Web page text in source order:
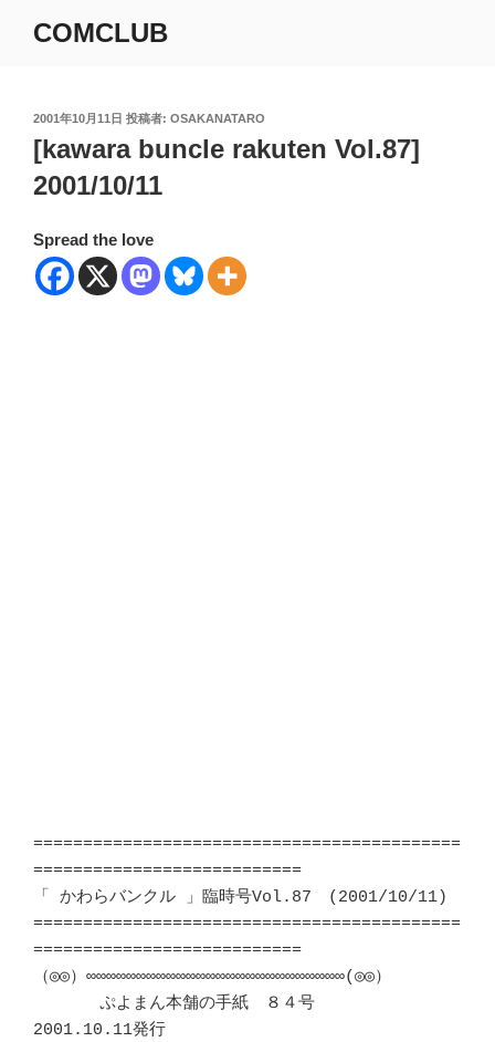
COMCLUB
投
稿
日:
2001年10月11日 投稿者: OSAKANATARO
[kawara buncle rakuten Vol.87]
2001/10/11
Spread the love
===========================================
===========================
「 かわらバンクル 」臨時号Vol.87　(2001/10/11)
===========================================
===========================
（◎◎）∞∞∞∞∞∞∞∞∞∞∞∞∞∞∞∞∞∞∞∞∞∞∞∞∞∞(◎◎）
ぷよまん本舗の手紙　８４号
2001.10.11発行